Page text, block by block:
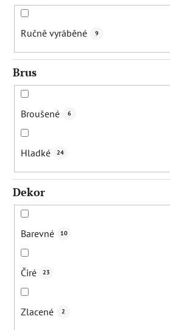
Ručně vyráběné 9
Brus
Broušené 6
Hladké 24
Dekor
Barevné 10
Čiré 23
Zlacené 2